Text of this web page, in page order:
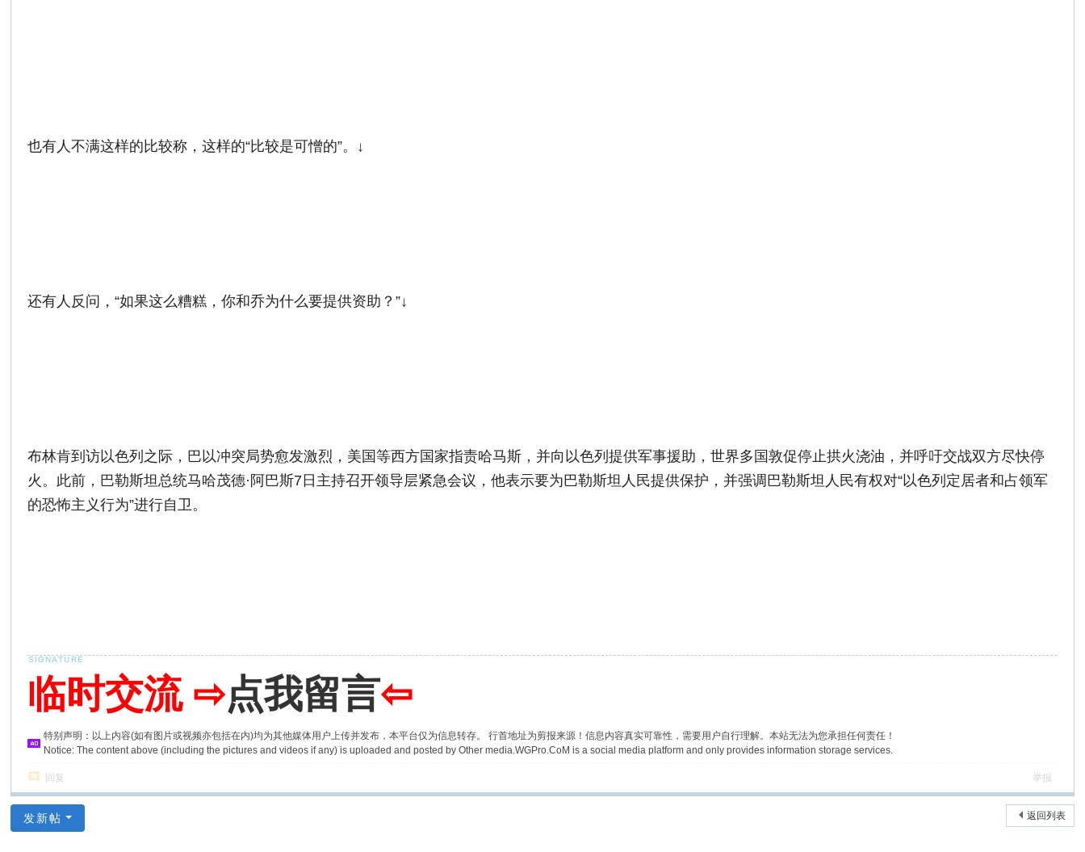
也有人不满这样的比较称，这样的“比较是可憎的”。↓
还有人反问，“如果这么糟糕，你和乔为什么要提供资助？”↓
布林肯到访以色列之际，巴以冲突局势愈发激烈，美国等西方国家指责哈马斯，并向以色列提供军事援助，世界多国敦促停止拱火浇油，并呼吁交战双方尽快停
火。此前，巴勒斯坦总统马哈茂德·阿巴斯7日主持召开领导层紧急会议，他表示要为巴勒斯坦人民提供保护，并强调巴勒斯坦人民有权对“以色列定居者和占领军
的恐怖主义行为”进行自卫。
临时交流 ⇨点我留言⇦
特别声明：以上内容(如有图片或视频亦包括在内)均为其他媒体用户上传并发布，本平台仅为信息转存。 行首地址为剪报来源！信息内容真实可靠性，需要用户自行理解。本站无法为您承担任何责任！
Notice: The content above (including the pictures and videos if any) is uploaded and posted by Other media.WGPro.CoM is a social media platform and only provides information storage services.
回复 举报
返回列表
发新帖